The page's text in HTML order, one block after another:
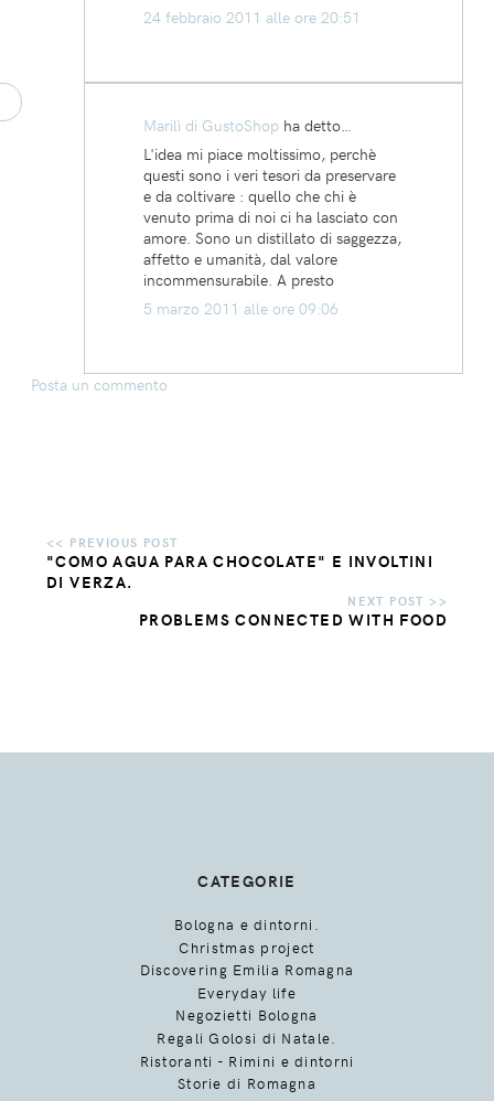
24 febbraio 2011 alle ore 20:51
Marilì di GustoShop ha detto…
L'idea mi piace moltissimo, perchè
questi sono i veri tesori da preservare
e da coltivare : quello che chi è
venuto prima di noi ci ha lasciato con
amore. Sono un distillato di saggezza,
affetto e umanità, dal valore
incommensurabile. A presto
5 marzo 2011 alle ore 09:06
Posta un commento
"COMO AGUA PARA CHOCOLATE" E INVOLTINI
DI VERZA.
PROBLEMS CONNECTED WITH FOOD
CATEGORIE
Bologna e dintorni.
Christmas project
Discovering Emilia Romagna
Everyday life
Negozietti Bologna
Regali Golosi di Natale.
Ristoranti - Rimini e dintorni
Storie di Romagna